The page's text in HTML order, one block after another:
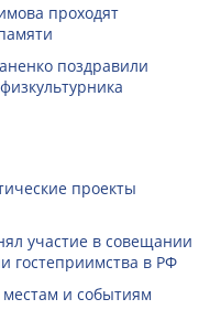
проходят
поздравили
проекты
участие в совещании
гостеприимства в РФ
и событиям